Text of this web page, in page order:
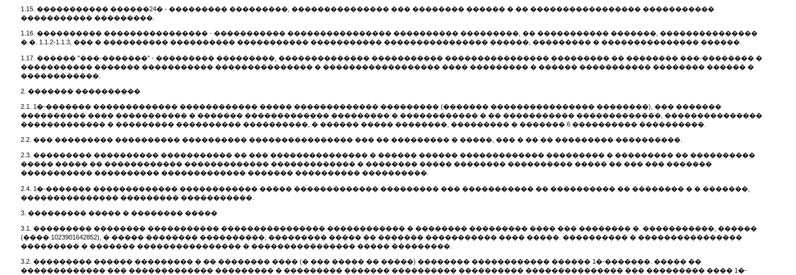
1.15. ����������� ������24� - ��������� ���������, ��������������� ��� �������� ������ � �� ����������������� �����������
����������� ���������.
1.16. ���������� ���������������� - ����������� ���������������� ���������� ���������, �� ����������� �������, ���������������
�.�. 1.1.2-1.1.3, ��� � ���������� ���������� ����������� ����������� ���������������� ������, ��������� � ��������������� ������.
1.17. ������ "���-�������" - ��������� ���������, �������������� ����������� ���������������� ��������� �� �������� ���-�������� �
����������� ������� ����������� ��������������� � ������������������ ���� ��������� � ������ ����������� �������� ������ �
������������.
2. ������� ����������
2.1. 1�-������� ������������� ������������ ����� ������������� ��������� (������� ���������������� ��������), ��� �������
���������� ���� ����������� � ������� ������������� ��������� � ������������ � �� ����������� �������������, ���������������
������������� � ��������� ���������� ����������, � ������ ����� ��������, ��������� � ������� 6 ���������� ����������.
2.2. ��� ��������� ���������� ���������� ���������������� ��� �� ��������� � �����, ��� � �� �� ��������� ����������.
2.3. ��������� ���������� ����������� �� ��� ��������������� � ������ ������ ������������� ��������� � ��������� �� ����������
����� ����� �� ������������ ������������� ������������� � �������� ����� �������� ���������� ����� �� ��� ��� �������
����������� ���������� ������������� ������� ���������� ����������.
2.4. 1�-������� ������������� ������������ ����� ������������� ��������� ��� ����������� �� ���������� �� �������� � � �������,
��������������� ��������� �����������.
3. ��������� ����� � �������� �����
3.1. ��������� �������� ����������� ���������������� ������������ � �������� ��������� ���� ��� �������� �. �����������, ������
(���� 1023901642852), � ����� �������� ����������, ��������� ����� �� ������� ����������� ���� �����. ���������� � ����������������
��������� � ������� ���������������� � ���������������� ����� ���������.
3.2. ��������� ������ ��������� � �� �������� ���� (� ��� ����� �� �����) �������� ������������ ������ 1�-�������. ����� ��
������������� ��� ������������� ��������� � ��������� ������� ���������� ���������� ��������������� ��� ��������� ���� 1�-